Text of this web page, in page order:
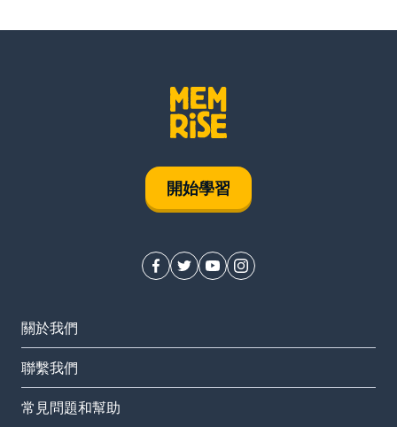
開始學習
關於我們
聯繫我們
常見問題和幫助